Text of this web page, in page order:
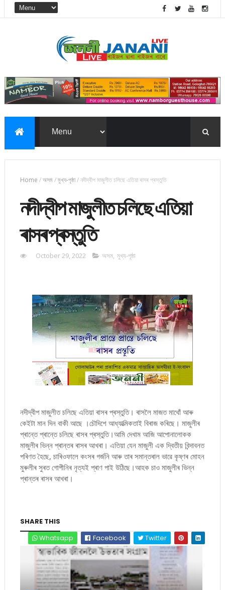
Home /অসম/মুখ্য-পৃষ্ঠা/নদীদ্বীপ মাজুলীত চলিছে এতিয়া ৰাসৰ প্ৰস্তুতি
নদীদ্বীপ মাজুলীত চলিছে এতিয়া
ৰাসৰ প্ৰস্তুতি
October 29, 2022 অসম, মুখ্য-পৃষ্ঠা
নদীদ্বীপ মাজুলীত চলিছে এতিয়া ৰাসৰ প্ৰস্তুতি। ৰাসলৈ মাজত মাথোঁ আৰু
কেইটা মান দিন বাকী আছে ।চৌদিশে আধ্যাত্মিকতাই বিৰাজ কৰিছে। মাজুলীৰ
প্ৰান্তে প্ৰান্তে চলিছে ৰাসৰ প্ৰস্তুতি।আমি দেখাম আজি আপোনালোকক
মাজুলীৰ ভিন্ন প্ৰান্তৰ ৰাসৰ আখৰা। এতিয়া যেন মাজুলী এক দ্বিতীয় বিন্দাবনত
পৰিণত হৈছে, চাৰিওফালে কংসৰ গৰ্জনি আৰু তাৰ সমান্তৰাল ভাৱে কৃষ্ণৰ মোহন
মুৰুলীৰ সুৰত গোপীনিৰ নৃত্যই প্ৰাণ পাই উঠিছে।আহক চাও মাজুলীৰ ভিন্ন
প্ৰান্তৰ ৰাসৰ আখৰা।
SHARE THIS
Whatsapp
Facebook Twitter